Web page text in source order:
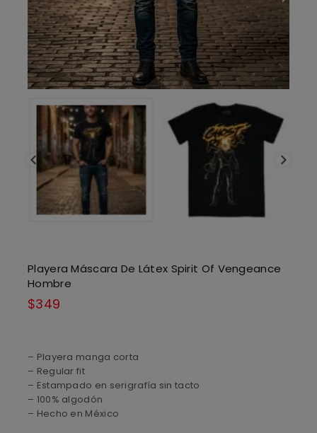
Playera Máscara De Látex Spirit Of Vengeance
Hombre
$349
– Playera manga corta
– Regular fit
– Estampado en serigrafía sin tacto
– 100% algodón
– Hecho en México